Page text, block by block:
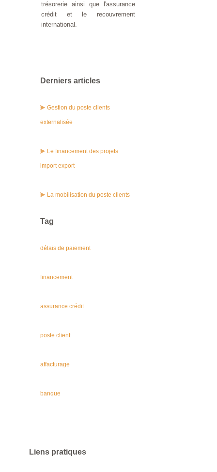
trésorerie ainsi que l'assurance
crédit et le recouvrement
international.
Derniers articles
Gestion du poste clients
externalisée
Le financement des projets
import export
La mobilisation du poste clients
Tag
délais de paiement
financement
assurance crédit
poste client
affacturage
banque
Liens pratiques